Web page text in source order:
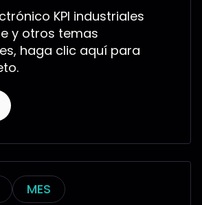
KPI industriales
y otros temas
haga clic aquí para
MES